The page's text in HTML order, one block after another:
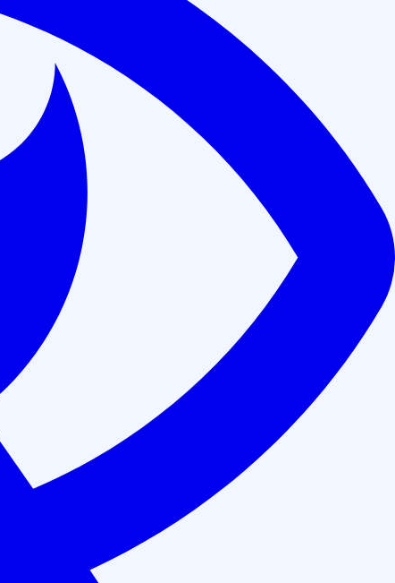
Аккредитованы на портале НМО Минздрава РФ